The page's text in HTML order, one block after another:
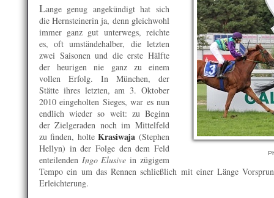
Lange genug angekündigt hat sich
die Hernsteinerin ja, denn gleichwohl
immer ganz gut unterwegs, reichte
es, oft umständehalber, die letzten
zwei Saisonen und die erste Hälfte
der heurigen nie ganz zu einem
vollen Erfolg. In München, der
Stätte ihres letzten, am 3. Oktober
2010 eingeholten Sieges, war es nun
endlich wieder so weit: zu Beginn
der Zielgeraden noch im Mittelfeld
zu finden, holteKrasiwaja (Stephen
Hellyn) in der Folge den dem Feld
enteilenden Ingo Elusive in zügigem
Tempo ein um das Rennen schließlich mit einer Länge
Erleichterung.